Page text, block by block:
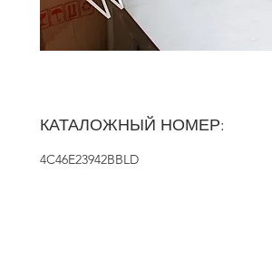
КАТАЛОЖНЫЙ НОМЕР:
4C46E23942BBLD